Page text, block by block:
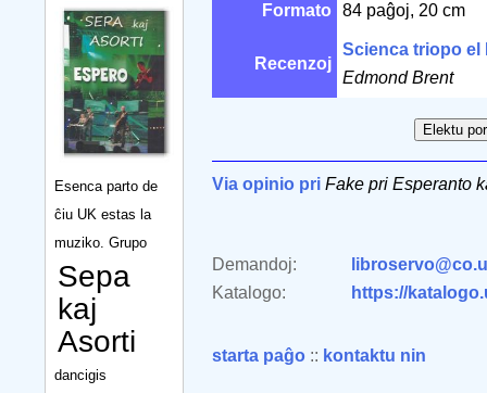
Esenca parto de
ĉiu UK estas la
muziko. Grupo
Sepa
kaj
Asorti
dancigis
Formato 84 paĝoj, 20 cm
Recenzoj
Scienca triopo el
Edmond Brent
Via opinio pri Fake pri Esperanto
Demandoj:
Katalogo:
https://
starta paĝo :: kontaktu nin